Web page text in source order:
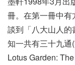
冊。在第一冊中有
談到「八大山人
知一共有三十九通
Lotus Garden: